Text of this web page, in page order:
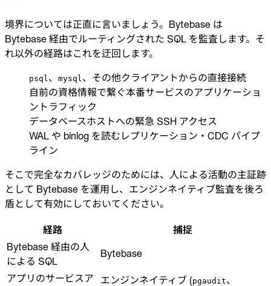
境界については正直に言いましょう。Bytebase は
Bytebase 経由でルーティングされた SQL を監査します。そ
れ以外の経路はこれを迂回します。
psql 、 mysql 、その他クライアントからの直接接続
自前の資格情報で繋ぐ本番サービスのアプリケーショ
ントラフィック
データベースホストへの緊急 SSH アクセス
WAL や binlog を読むレプリケーション・CDC パイプ
ライン
そこで完全なカバレッジのためには、人による活動の主証跡
として Bytebase を運用し、エンジンネイティブ監査を後ろ
盾として有効にしておいてください。
経路
捕捉
Bytebase 経由の人
による SQL
Bytebase
アプリのサービスア
エンジンネイティブ (pgaudit、